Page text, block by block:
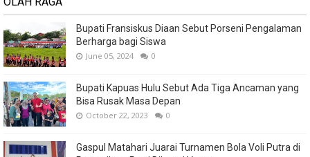
Bupati Fransiskus Diaan Sebut Porseni Pengalaman
Berharga bagi Siswa
June 05, 2024 0
Bupati Kapuas Hulu Sebut Ada Tiga Ancaman yang
Bisa Rusak Masa Depan
October 22, 2023 0
Gaspul Matahari Juarai Turnamen Bola Voli Putra di